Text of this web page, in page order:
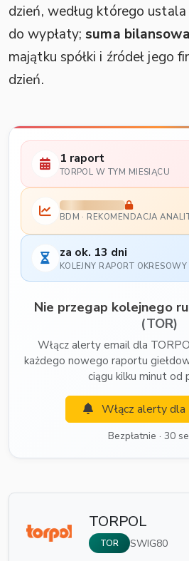
dzień, według którego
do wypłaty; suma bilansowa
majątku spółki i źródeł jego
dzień.
1 raport
TORPOL W TYM MIESIĄCU
BDM · REKOMENDACJA
za ok. 13 dni
KOLEJNY RAPORT OKRESOWY
Nie przegap kolejnego
(TOR)
Włącz alerty email dla
każdego nowego raportu
ciągu kilku minut od
Włącz alerty
Bezpłatnie · 30
TORPOL
TOR SWIG80